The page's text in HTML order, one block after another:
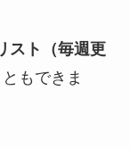
スト（毎週更
もできま